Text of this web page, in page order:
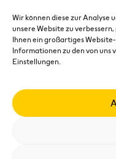
Wir können diese zur Analyse
unsere Website zu
Ihnen ein großartiges
Informationen zu den von uns
Einstellungen.
Unser Team